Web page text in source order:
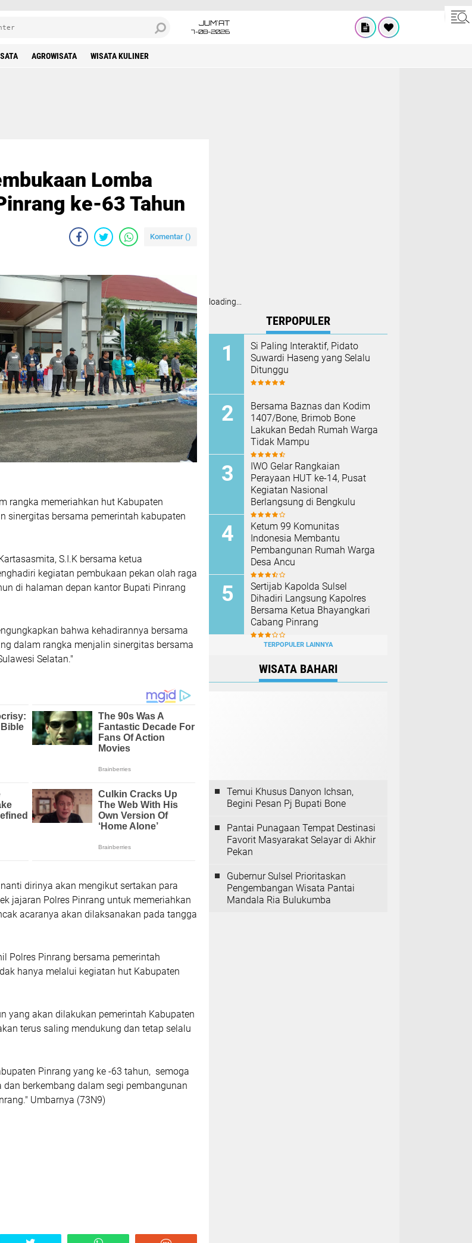
JUM'AT
7-08-2026
AGROWISATA WISATA KULINER
Lomba
ke-63 Tahun
Komentar ()
rangka memeriahkan hut Kabupaten
sinergitas bersama pemerintah kabupaten
S.I.K bersama ketua
kegiatan pembukaan pekan olah raga
di halaman depan kantor Bupati Pinrang
bahwa kehadirannya bersama
dalam rangka menjalin sinergitas bersama
Selatan."
dirinya akan mengikut sertakan para
jajaran Polres Pinrang untuk memeriahkan
acaranya akan dilaksanakan pada tangga
Polres Pinrang bersama pemerintah
hanya melalui kegiatan hut Kabupaten
yang akan dilakukan pemerintah Kabupaten
terus saling mendukung dan tetap selalu
Pinrang yang ke -63 tahun, semoga
berkembang dalam segi pembangunan
Umbarnya (73N9)
loading...
TERPOPULER
Si Paling Interaktif, Pidato
Suwardi Haseng yang Selalu
Ditunggu
Bersama Baznas dan Kodim
1407/Bone, Brimob Bone
Lakukan Bedah Rumah Warga
Tidak Mampu
IWO Gelar Rangkaian
Perayaan HUT ke-14, Pusat
Kegiatan Nasional
Berlangsung di Bengkulu
Ketum 99 Komunitas
Indonesia Membantu
Pembangunan Rumah Warga
Desa Ancu
Sertijab Kapolda Sulsel
Dihadiri Langsung Kapolres
Bersama Ketua Bhayangkari
Cabang Pinrang
TERPOPULER LAINNYA
WISATA BAHARI
Temui Khusus Danyon Ichsan,
Begini Pesan Pj Bupati Bone
Pantai Punagaan Tempat Destinasi
Favorit Masyarakat Selayar di Akhir
Pekan
Gubernur Sulsel Prioritaskan
Pengembangan Wisata Pantai
Mandala Ria Bulukumba